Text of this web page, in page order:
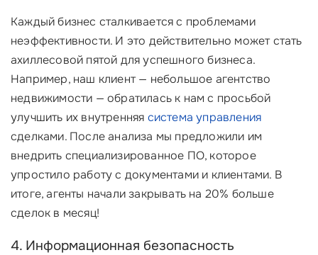
Каждый бизнес сталкивается с проблемами
неэффективности. И это действительно может стать
ахиллесовой пятой для успешного бизнеса.
Например, наш клиент — небольшое агентство
недвижимости — обратилась к нам с просьбой
улучшить их внутренняя система управления
сделками. После анализа мы предложили им
внедрить специализированное ПО, которое
упростило работу с документами и клиентами. В
итоге, агенты начали закрывать на 20% больше
сделок в месяц!
4. Информационная безопасность